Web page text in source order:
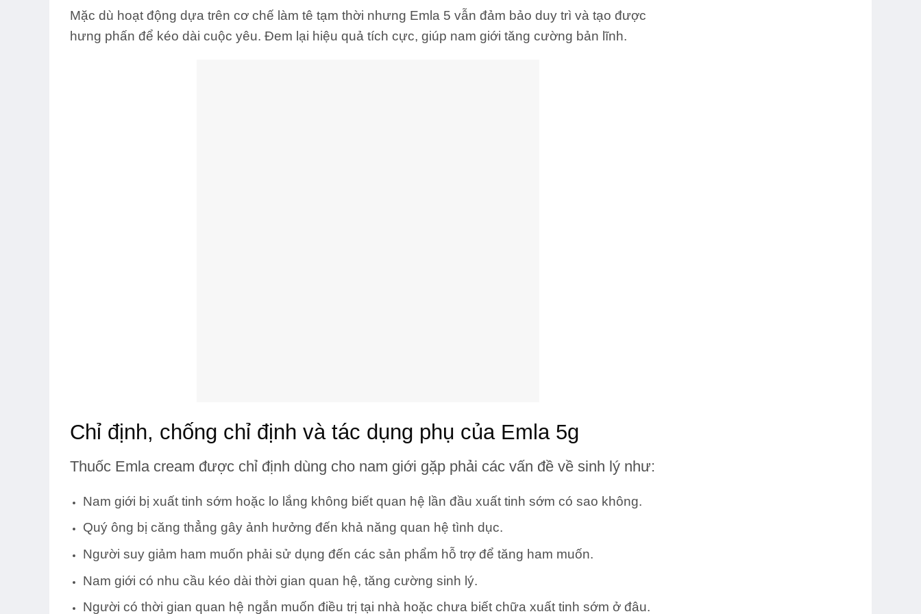
Mặc dù hoạt động dựa trên cơ chế làm tê tạm thời nhưng Emla 5 vẫn đảm bảo duy trì và tạo được
hưng phấn để kéo dài cuộc yêu. Đem lại hiệu quả tích cực, giúp nam giới tăng cường bản lĩnh.
Chỉ định, chống chỉ định và tác dụng phụ của Emla 5g
Thuốc Emla cream được chỉ định dùng cho nam giới gặp phải các vấn đề về sinh lý như:
Nam giới bị xuất tinh sớm hoặc lo lắng không biết quan hệ lần đầu xuất tinh sớm có sao không.
Quý ông bị căng thẳng gây ảnh hưởng đến khả năng quan hệ tình dục.
Người suy giảm ham muốn phải sử dụng đến các sản phẩm hỗ trợ để tăng ham muốn.
Nam giới có nhu cầu kéo dài thời gian quan hệ, tăng cường sinh lý.
Người có thời gian quan hệ ngắn muốn điều trị tại nhà hoặc chưa biết chữa xuất tinh sớm ở đâu.